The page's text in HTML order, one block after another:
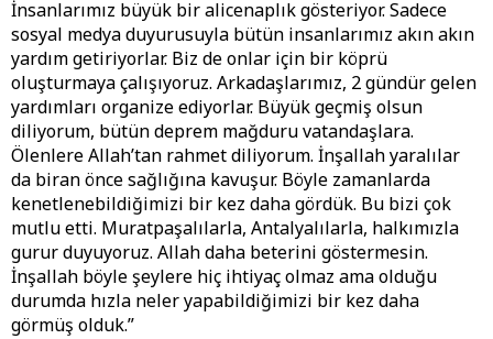
İnsanlarımız büyük bir alicenaplık gösteriyor. Sadece
sosyal medya duyurusuyla bütün insanlarımız akın akın
yardım getiriyorlar. Biz de onlar için bir köprü
oluşturmaya çalışıyoruz. Arkadaşlarımız, 2 gündür gelen
yardımları organize ediyorlar. Büyük geçmiş olsun
diliyorum, bütün deprem mağduru vatandaşlara.
Ölenlere Allah’tan rahmet diliyorum. İnşallah yaralılar
da biran önce sağlığına kavuşur. Böyle zamanlarda
kenetlenebildiğimizi bir kez daha gördük. Bu bizi çok
mutlu etti. Muratpaşalılarla, Antalyalılarla, halkımızla
gurur duyuyoruz. Allah daha beterini göstermesin.
İnşallah böyle şeylere hiç ihtiyaç olmaz ama olduğu
durumda hızla neler yapabildiğimizi bir kez daha
görmüş olduk.”